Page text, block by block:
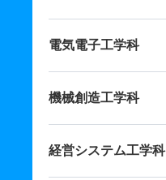
電気電子工学科
機械創造工学科
経営システム工学科